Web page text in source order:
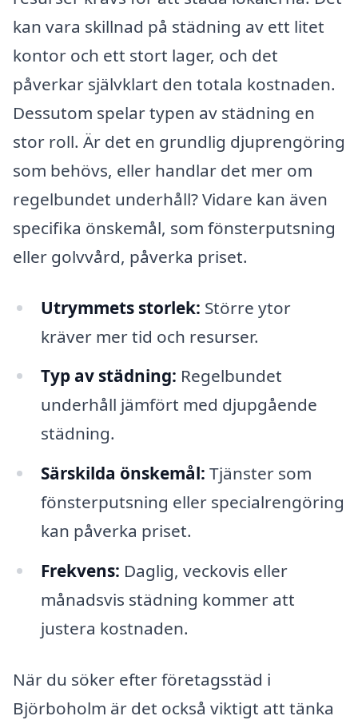
kan vara skillnad på städning av ett litet
kontor och ett stort lager, och det
påverkar självklart den totala kostnaden.
Dessutom spelar typen av städning en
stor roll. Är det en grundlig djuprengöring
som behövs, eller handlar det mer om
regelbundet underhåll? Vidare kan även
specifika önskemål, som fönsterputsning
eller golvvård, påverka priset.
Utrymmets storlek: Större ytor
kräver mer tid och resurser.
Typ av städning: Regelbundet
underhåll jämfört med djupgående
städning.
Särskilda önskemål: Tjänster som
fönsterputsning eller specialrengöring
kan påverka priset.
Frekvens: Daglig, veckovis eller
månadsvis städning kommer att
justera kostnaden.
När du söker efter företagsstäd i
Björboholm är det också viktigt att tänka